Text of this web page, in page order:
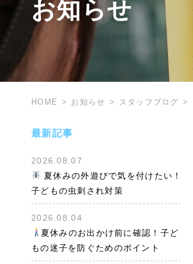
お知らせ
HOME お知らせ スタッフブログ
最新記事
2026.08.07
夏休みの外遊びで気を付けたい！
子どもの虫刺され対策
2026.08.04
夏休みのお出かけ前に確認！子ど
もの迷子を防ぐためのポイント